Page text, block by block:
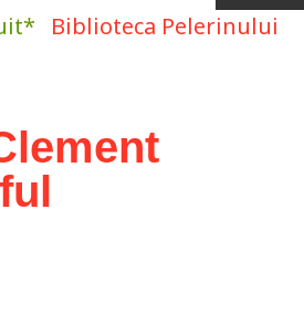
Biblioteca Pelerinului